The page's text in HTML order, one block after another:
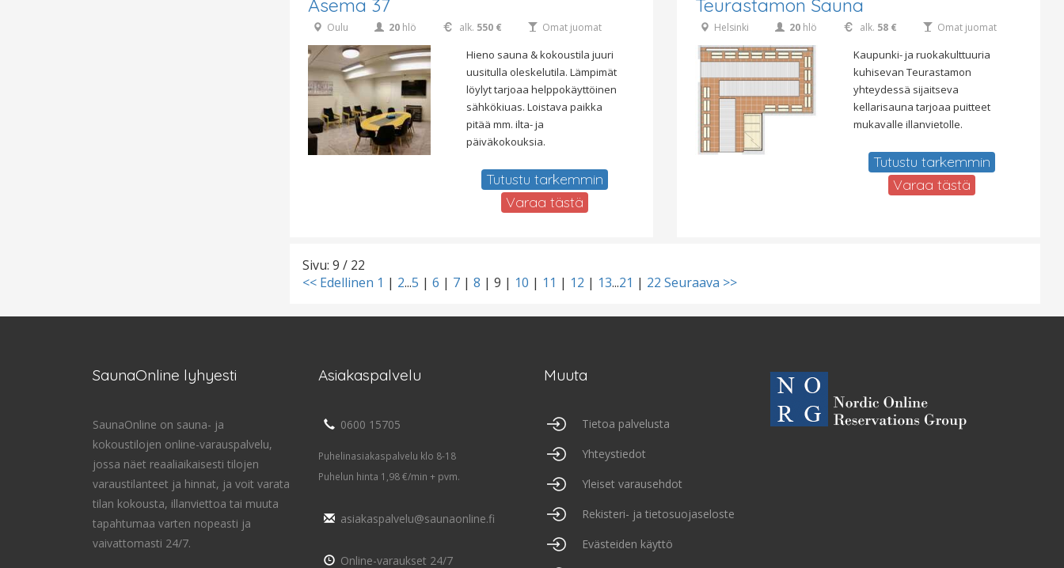
Asema 37
Oulu 20 hlö alk. 550 € Omat juomat
Hieno sauna & kokoustila juuri
uusitulla oleskelutila. Lämpimät
löylyt tarjoaa helppokäyttöinen
sähkökiuas. Loistava paikka
pitää mm. ilta- ja
päiväkokouksia.
Tutustu tarkemmin
Varaa tästä
Teurastamon Sauna
Helsinki 20 hlö alk. 58 € Omat juomat
Kaupunki- ja ruokakulttuuria
kuhisevan Teurastamon
yhteydessä sijaitseva
kellarisauna tarjoaa puitteet
mukavalle illanvietolle.
Tutustu tarkemmin
Varaa tästä
Sivu: 9 / 22
<< Edellinen 1 | 2...5 | 6 | 7 | 8 | 9 | 10 | 11 | 12 | 13...21 | 22 Seuraava >>
SaunaOnline lyhyesti
SaunaOnline on sauna- ja
kokoustilojen online-varauspalvelu,
jossa näet reaaliaikaisesti tilojen
varaustilanteet ja hinnat, ja voit varata
tilan kokousta, illanviettoa tai muuta
tapahtumaa varten nopeasti ja
vaivattomasti 24/7.
Asiakaspalvelu
0600 15705
Puhelinasiakaspalvelu klo 8-18
Puhelun hinta 1,98 €/min + pvm.
asiakaspalvelu@saunaonline.fi
Online-varaukset 24/7
Muuta
Tietoa palvelusta
Yhteystiedot
Yleiset varausehdot
Rekisteri- ja tietosuojaseloste
Evästeiden käyttö